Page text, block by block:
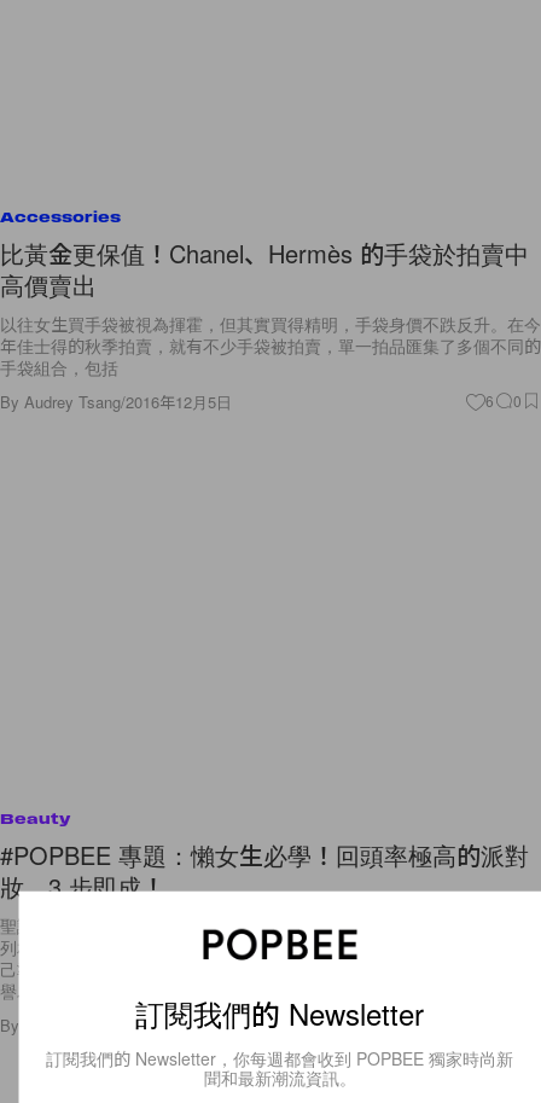
Accessories
比黃金更保值！Chanel、Hermès 的手袋於拍賣中
高價賣出
以往女生買手袋被視為揮霍，但其實買得精明，手袋身價不跌反升。在今
年佳士得的秋季拍賣，就有不少手袋被拍賣，單一拍品匯集了多個不同的
手袋組合，包括
By Audrey Tsang/2016年12月5日 6 0
Beauty
#POPBEE 專題：懶女生必學！回頭率極高的派對
妝，3 步即成！
聖誕在即，連場派對正等著你的參與，各大時裝及化妝品牌的節日限定系
列相繼登場，已經開始搜羅心水的戰衣及妝物吧！但請勿忘記也要為你自
己準備一個讓你散發動人魅力的妝容。不妨嘗試一下當下韓國最流行、被
譽為「桃
By 2016年12月5日
訂閱我們的 Newsletter
訂閱我們的 Newsletter，你每週都會收到 POPBEE 獨家時尚新
聞和最新潮流資訊。